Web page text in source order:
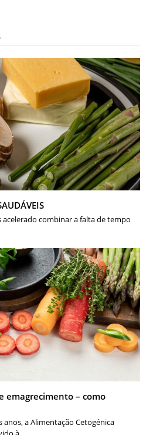
acelerado combinar a falta de tempo
emagrecimento – como
a Alimentação Cetogénica